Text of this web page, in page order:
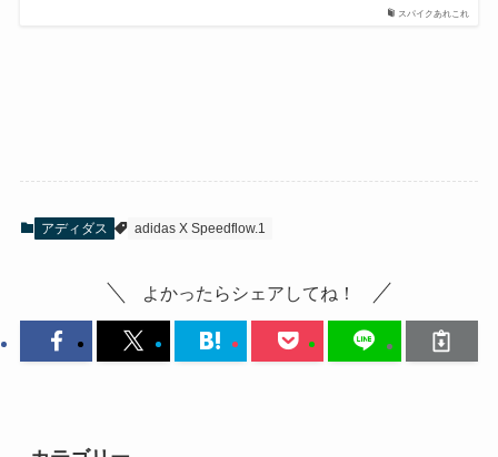
スパイクあれこれ
アディダス adidas X Speedflow.1
よかったらシェアしてね！